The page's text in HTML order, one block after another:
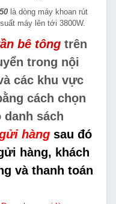
là dòng máy khoan rút
máy lên tới 3800W.
bê tông trên
trong nội
các khu vực
cách chọn
danh sách
hàng sau đó
hàng, khách
và thanh toán